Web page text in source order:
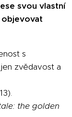
svou vlastní
objevovat
s
zvědavost a
the golden